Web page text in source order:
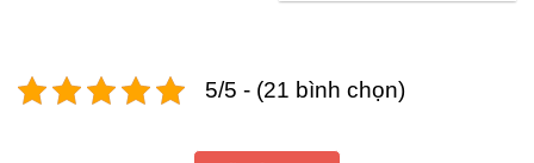
5/5 - (21 bình chọn)